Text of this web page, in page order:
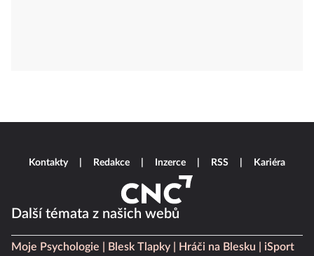
Další témata z našich webů
Moje Psychologie Blesk Tlapky Hráči na Blesku
iSport
Kontakty Redakce Inzerce RSS Kariéra